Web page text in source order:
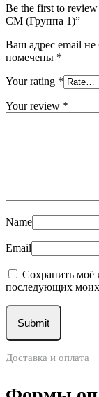
Be the first to
СМ (Группа 1)”
Ваш адрес email не
помечены *
Your rating *
Your review *
Name
Email
Сохранить моё
последующих
Доставка и оплата